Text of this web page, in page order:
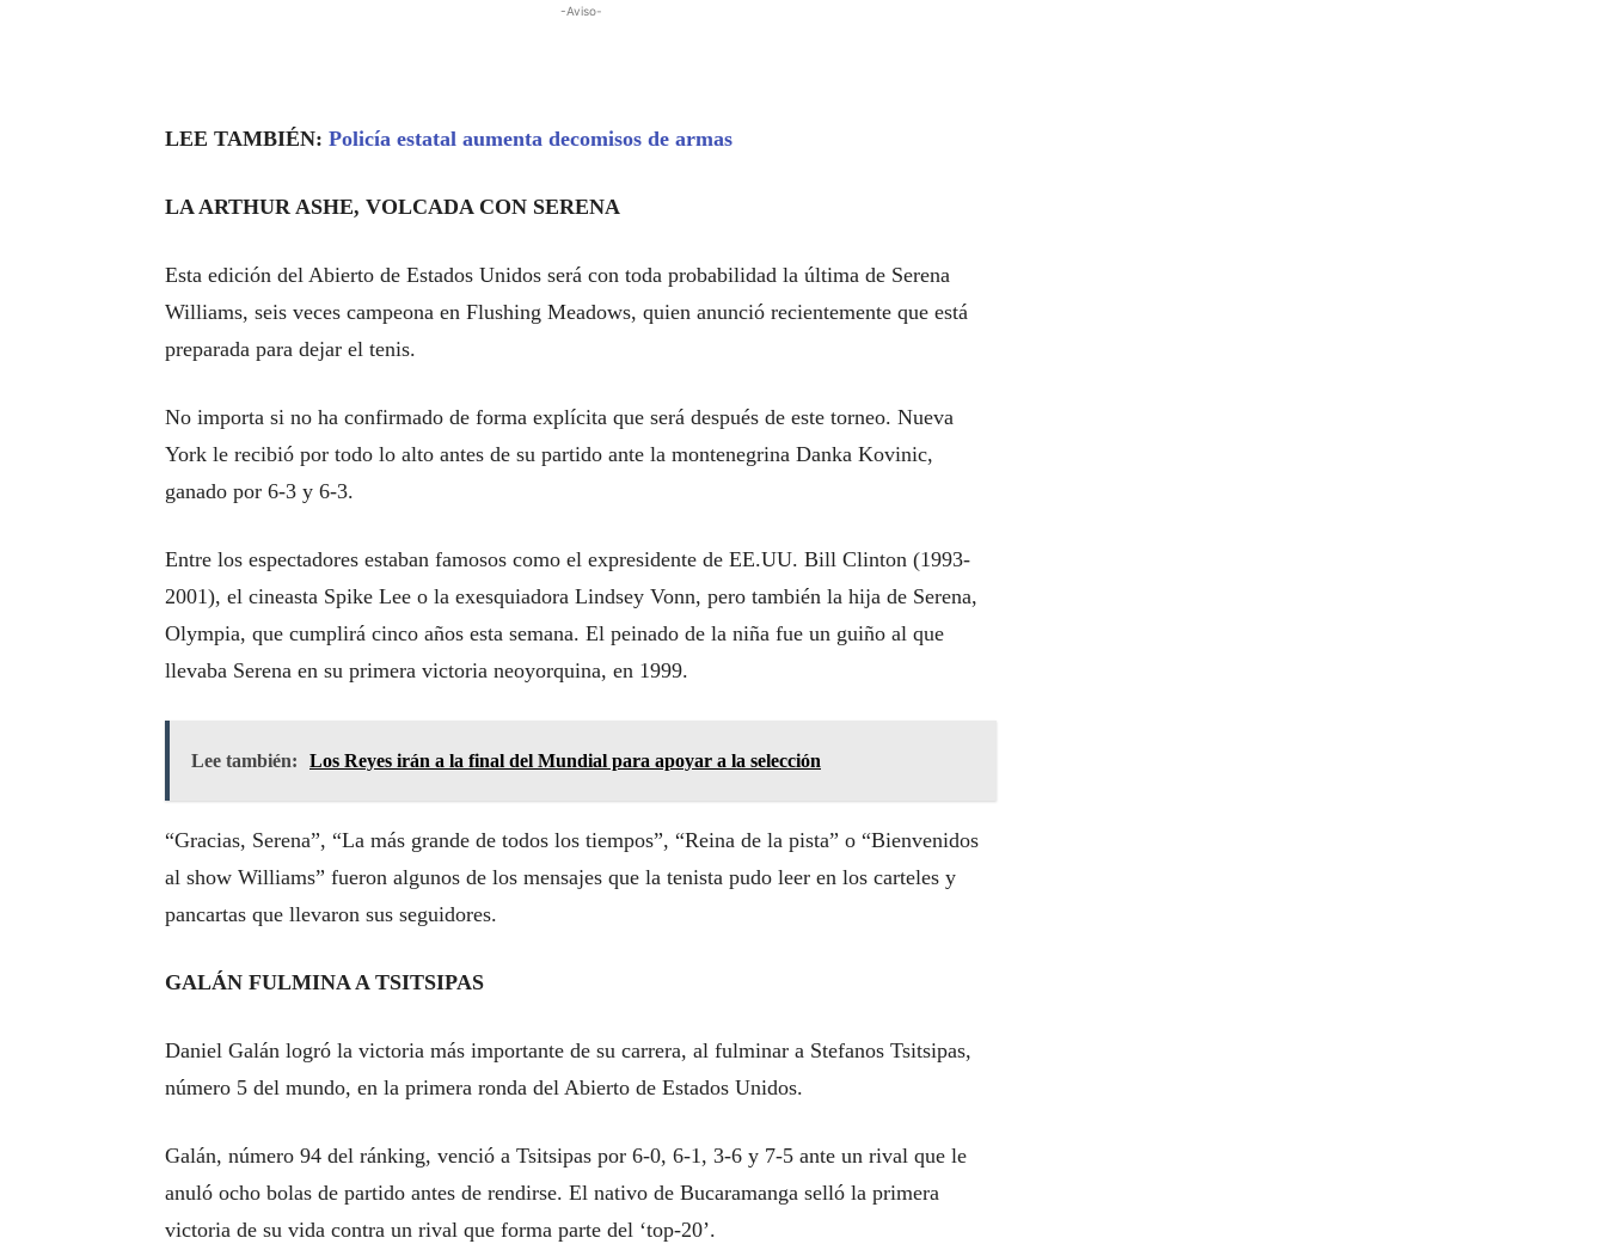
-Aviso-
LEE TAMBIÉN: Policía estatal aumenta decomisos de armas
LA ARTHUR ASHE, VOLCADA CON SERENA
Esta edición del Abierto de Estados Unidos será con toda probabilidad la última de Serena
Williams, seis veces campeona en Flushing Meadows, quien anunció recientemente que está
preparada para dejar el tenis.
No importa si no ha confirmado de forma explícita que será después de este torneo. Nueva
York le recibió por todo lo alto antes de su partido ante la montenegrina Danka Kovinic,
ganado por 6-3 y 6-3.
Entre los espectadores estaban famosos como el expresidente de EE.UU. Bill Clinton (1993-
2001), el cineasta Spike Lee o la exesquiadora Lindsey Vonn, pero también la hija de Serena,
Olympia, que cumplirá cinco años esta semana. El peinado de la niña fue un guiño al que
llevaba Serena en su primera victoria neoyorquina, en 1999.
Lee también: Los Reyes irán a la final del Mundial para apoyar a la selección
“Gracias, Serena”, “La más grande de todos los tiempos”, “Reina de la pista” o “Bienvenidos
al show Williams” fueron algunos de los mensajes que la tenista pudo leer en los carteles y
pancartas que llevaron sus seguidores.
GALÁN FULMINA A TSITSIPAS
Daniel Galán logró la victoria más importante de su carrera, al fulminar a Stefanos Tsitsipas,
número 5 del mundo, en la primera ronda del Abierto de Estados Unidos.
Galán, número 94 del ránking, venció a Tsitsipas por 6-0, 6-1, 3-6 y 7-5 ante un rival que le
anuló ocho bolas de partido antes de rendirse. El nativo de Bucaramanga selló la primera
victoria de su vida contra un rival que forma parte del ‘top-20’.